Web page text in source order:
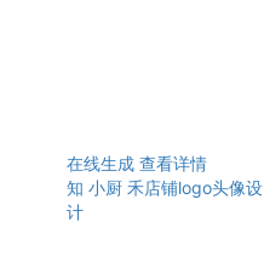
在线生成 查看详情
知 小厨 禾店铺logo头像设
计